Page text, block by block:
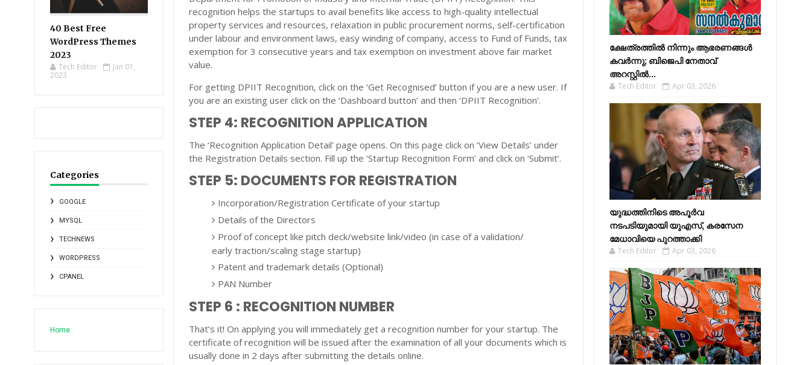
40 Best Free
WordPress Themes
2023
Tech Editor
Jan 01,
2023
Categories
GOOGLE
MYSQL
TECHNEWS
WORDPRESS
CPANEL
Home
recognition helps the startups to avail benefits like access to high-quality intellectual
property services and resources, relaxation in public procurement norms, self-certification
under labour and environment laws, easy winding of company, access to Fund of Funds, tax
exemption for 3 consecutive years and tax exemption on investment above fair market
value.
For getting DPIIT Recognition, click on the ‘Get Recognised’ button if you are a new user. If
you are an existing user click on the ‘Dashboard button’ and then ‘DPIIT Recognition’.
STEP 4: RECOGNITION APPLICATION
The ‘Recognition Application Detail’ page opens. On this page click on ‘View Details’ under
the Registration Details section. Fill up the ‘Startup Recognition Form’ and click on ‘Submit’.
STEP 5: DOCUMENTS FOR REGISTRATION
Incorporation/Registration Certificate of your startup
Details of the Directors
Proof of concept like pitch deck/website link/video (in case of a validation/
early traction/scaling stage startup)
Patent and trademark details (Optional)
PAN Number
STEP 6 : RECOGNITION NUMBER
That’s it! On applying you will immediately get a recognition number for your startup. The
certificate of recognition will be issued after the examination of all your documents which is
usually done in 2 days after submitting the details online.
ക്ഷേത്രത്തിൽ നിന്നും ആഭരണങ്ങൾ
കവർന്നു; ബിജെപി നേതാവ്
അറസ്റ്റിൽ...
Tech Editor Apr 03, 2026
യുദ്ധത്തിനിടെ അപൂർവ
നടപടിയുമായി യുഎസ്, കരസേന
മേധാവിയെ പുറത്താക്കി
Tech Editor Apr 03, 2026